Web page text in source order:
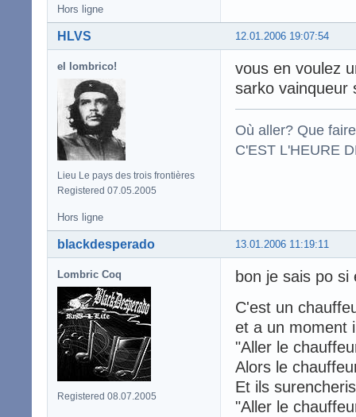
Hors ligne
12.01.2006 19:07:54
HLVS
el lombrico!
Lieu Le pays des trois frontières
Registered 07.05.2005
vous en voulez
sarko vainqueur
Où aller? Que
C'EST L'HEURE
Hors ligne
13.01.2006 11:19:11
blackdesperado
Lombric Coq
Registered 08.07.2005
bon je sais po
C'est un
et a un moment
"Aller le
Alors le
Et ils
"Aller le